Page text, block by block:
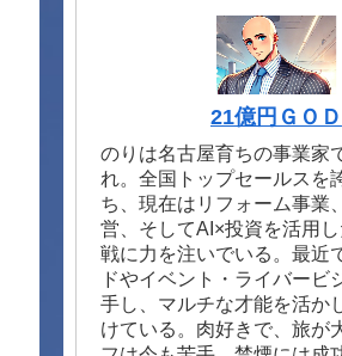
21億円ＧＯＤ
のりは名古屋育ちの事業家
れ。全国トップセールスを
ち、現在はリフォーム事業
営、そしてAI×投資を活用
戦に力を注いでいる。最近
ドやイベント・ライバービ
手し、マルチな才能を活か
けている。肉好きで、旅が